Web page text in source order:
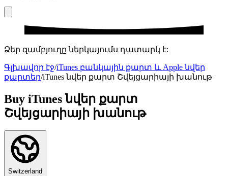
Ձեր զամբյուղը ներկայումս դատարկ է:
Գլխավոր էջ/iTunes բանկային քարտ և Apple նվեր
քարտեր/iTunes նվեր քարտ Շվեյցարիայի խանութ
Buy iTunes նվեր քարտ
Շվեյցարիայի խանութ
Switzerland